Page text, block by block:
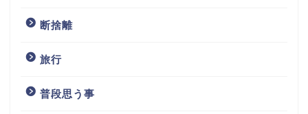
断捨離
旅行
普段思う事